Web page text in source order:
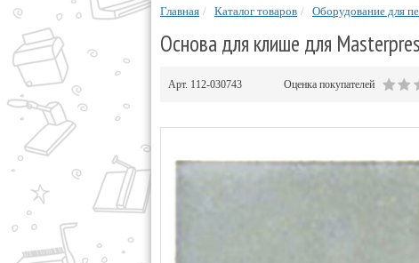
Главная Каталог товаров Оборудование для
Основа для клише для
Арт. 112-030743 Оценка покупателей